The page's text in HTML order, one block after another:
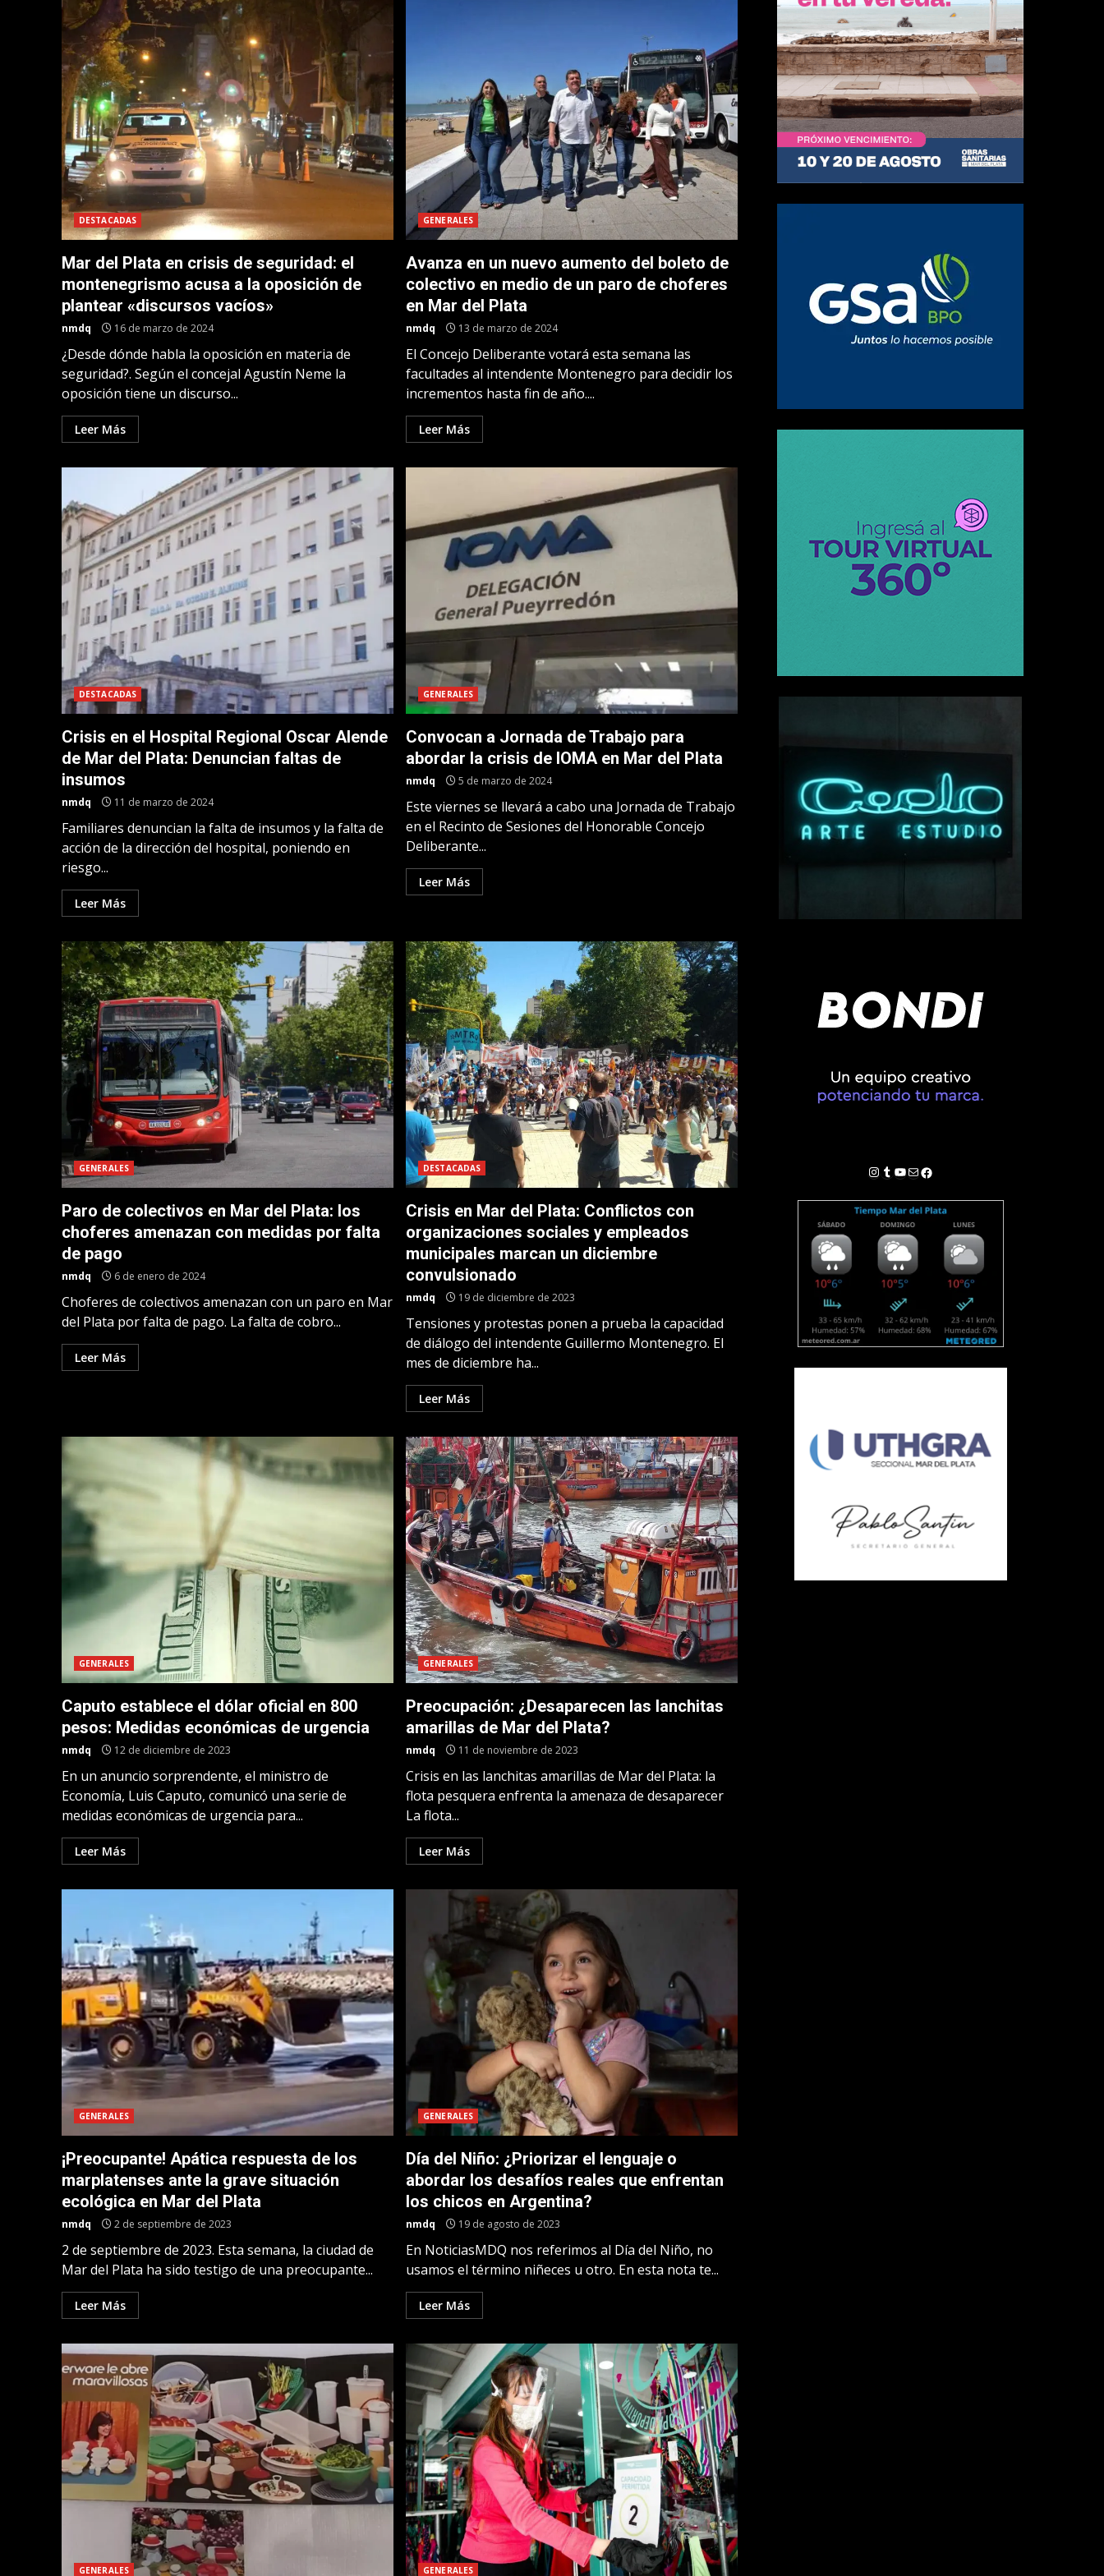
DESTACADAS
Mar del Plata en crisis de seguridad: el
montenegrismo acusa a la oposición de
plantear «discursos vacíos»
nmdq 16 de marzo de 2024
¿Desde dónde habla la oposición en materia de
seguridad?. Según el concejal Agustín Neme la
oposición tiene un discurso...
Leer Más
GENERALES
Avanza en un nuevo aumento del boleto de
colectivo en medio de un paro de choferes
en Mar del Plata
nmdq 13 de marzo de 2024
El Concejo Deliberante votará esta semana las
facultades al intendente Montenegro para decidir los
incrementos hasta fin de año....
Leer Más
DESTACADAS
Crisis en el Hospital Regional Oscar Alende
de Mar del Plata: Denuncian faltas de
insumos
nmdq 11 de marzo de 2024
Familiares denuncian la falta de insumos y la falta de
acción de la dirección del hospital, poniendo en
riesgo...
Leer Más
GENERALES
Convocan a Jornada de Trabajo para
abordar la crisis de IOMA en Mar del Plata
nmdq 5 de marzo de 2024
Este viernes se llevará a cabo una Jornada de Trabajo
en el Recinto de Sesiones del Honorable Concejo
Deliberante...
Leer Más
GENERALES
Paro de colectivos en Mar del Plata: los
choferes amenazan con medidas por falta
de pago
nmdq 6 de enero de 2024
Choferes de colectivos amenazan con un paro en Mar
del Plata por falta de pago. La falta de cobro...
Leer Más
DESTACADAS
Crisis en Mar del Plata: Conflictos con
organizaciones sociales y empleados
municipales marcan un diciembre
convulsionado
nmdq 19 de diciembre de 2023
Tensiones y protestas ponen a prueba la capacidad
de diálogo del intendente Guillermo Montenegro. El
mes de diciembre ha...
Leer Más
GENERALES
Caputo establece el dólar oficial en 800
pesos: Medidas económicas de urgencia
nmdq 12 de diciembre de 2023
En un anuncio sorprendente, el ministro de
Economía, Luis Caputo, comunicó una serie de
medidas económicas de urgencia para...
Leer Más
GENERALES
Preocupación: ¿Desaparecen las lanchitas
amarillas de Mar del Plata?
nmdq 11 de noviembre de 2023
Crisis en las lanchitas amarillas de Mar del Plata: la
flota pesquera enfrenta la amenaza de desaparecer
La flota...
Leer Más
GENERALES
¡Preocupante! Apática respuesta de los
marplatenses ante la grave situación
ecológica en Mar del Plata
nmdq 2 de septiembre de 2023
2 de septiembre de 2023. Esta semana, la ciudad de
Mar del Plata ha sido testigo de una preocupante...
Leer Más
GENERALES
Día del Niño: ¿Priorizar el lenguaje o
abordar los desafíos reales que enfrentan
los chicos en Argentina?
nmdq 19 de agosto de 2023
En NoticiasMDQ nos referimos al Día del Niño, no
usamos el término niñeces u otro. En esta nota te...
Leer Más
GENERALES GENERALES
Instagram
Tumblr
YouTube
Correo electrónico
Facebook